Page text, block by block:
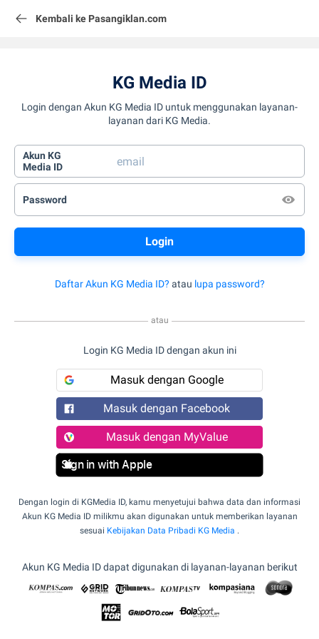
Kembali ke Pasangiklan.com
KG Media ID
Login dengan Akun KG Media ID untuk menggunakan layanan-
layanan dari KG Media.
Akun KG
Media ID
Password
Daftar Akun KG Media ID? atau lupa password?
atau
Login KG Media ID dengan akun ini
Masuk dengan Google
Masuk dengan Facebook
Masuk dengan MyValue
Sign in with Apple
Dengan login di KGMedia ID, kamu menyetujui bahwa data dan informasi
Akun KG Media ID milikmu akan digunakan untuk memberikan layanan
sesuai Kebijakan Data Pribadi KG Media .
Akun KG Media ID dapat digunakan di layanan-layanan berikut